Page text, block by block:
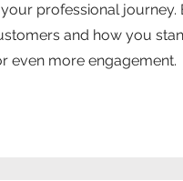
professional
and how you
even more engagement.